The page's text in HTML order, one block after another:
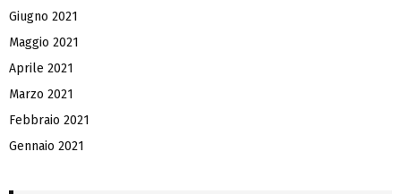
Giugno 2021
Maggio 2021
Aprile 2021
Marzo 2021
Febbraio 2021
Gennaio 2021